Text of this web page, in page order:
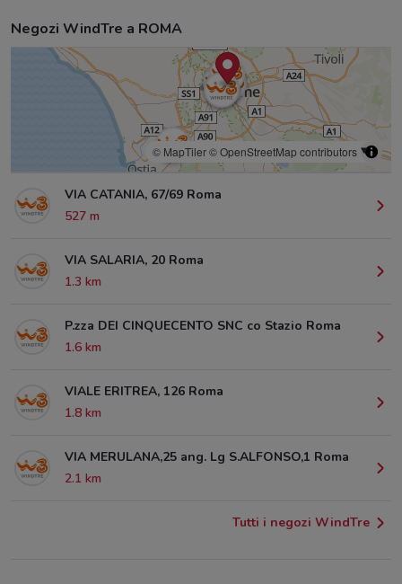
Negozi WindTre a ROMA
© MapTiler© OpenStreetMap contributors
VIA CATANIA, 67/69 Roma
527 m
VIA SALARIA, 20 Roma
1.3 km
P.zza DEI CINQUECENTO SNC co Stazio Roma
1.6 km
VIALE ERITREA, 126 Roma
1.8 km
VIA MERULANA,25 ang. Lg S.ALFONSO,1 Roma
2.1 km
Tutti i negozi WindTre